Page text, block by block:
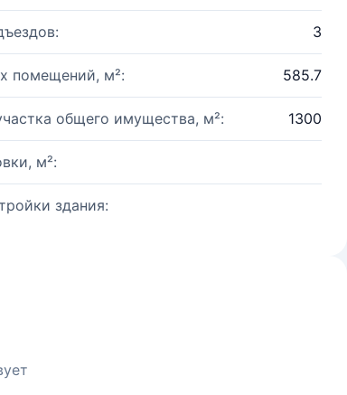
3
помещений, м²: 585.7
общего имущества, м²: 1300
м²:
здания: